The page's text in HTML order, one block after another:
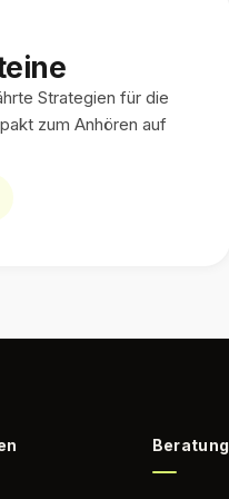
Strategien für die
zum Anhören auf
Beratung